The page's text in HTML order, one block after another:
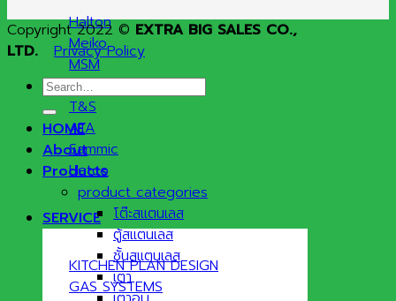
Halton
Meiko
MSM
MKN
T&S
ATA
Sammic
Hatco
SERVICE
KITCHEN PLAN DESIGN
GAS SYSTEMS
Copyright 2022 © EXTRA BIG SALES CO.,
LTD.
Privacy Policy
Search
for:
HOME
About
Products
product categories
โต๊ะสแตนเลส
ตู้สแตนเลส
ชั้นสแตนเลส
เตา